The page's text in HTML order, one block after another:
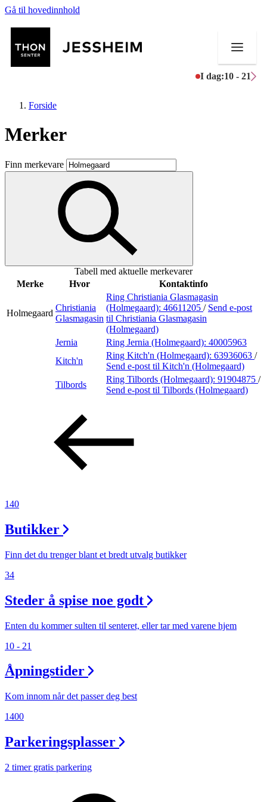
Gå til hovedinnhold
I dag:10 - 21
Butikker
Mat og drikke
Aktiviteter
Inspirasjon
Åpningstider
Ledige stillinger
Forside
Merker
Finn merkevare
Tabell med aktuelle merkevarer
Merke
Hvor Kontaktinfo
Holmegaard
Christiania
Glasmagasin
Ring Christiania Glasmagasin
(Holmegaard): 46611205 / Send e-post
til Christiania Glasmagasin
(Holmegaard)
Jernia
Ring Jernia (Holmegaard): 40005963
Kitch'n
Ring Kitch'n (Holmegaard): 63936063 /
Send e-post til Kitch'n (Holmegaard)
Tilbords
Ring Tilbords (Holmegaard): 91904875 /
Send e-post til Tilbords (Holmegaard)
140
Butikker
Finn det du trenger blant et bredt utvalg butikker
34
Steder å spise noe godt
Enten du kommer sulten til senteret, eller tar med varene hjem
10 - 21
Åpningstider
Kom innom når det passer deg best
1400
Parkeringsplasser
2 timer gratis parkering